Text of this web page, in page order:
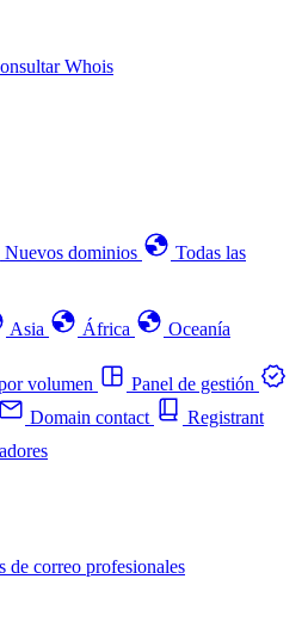
Whois
Nuevos dominios
Todas las
Asia África
Oceanía
volumen
Panel de gestión
Domain contact
Registrant
de correo profesionales